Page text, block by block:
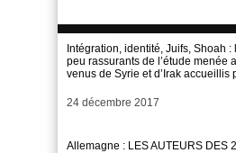
Intégration, identité, Juifs, Shoah
peu rassurants de l’étude menée
venus de Syrie et d’Irak accueillis
Date
24 décembre 2017
Allemagne : LES AUTEURS DES